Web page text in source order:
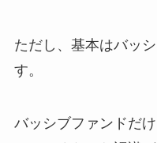
ただし、 基本はバッ
す。
バッシブファンドだ